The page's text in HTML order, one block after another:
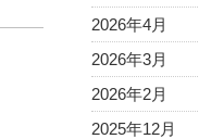
2026年4月
2026年3月
2026年2月
2025年12月